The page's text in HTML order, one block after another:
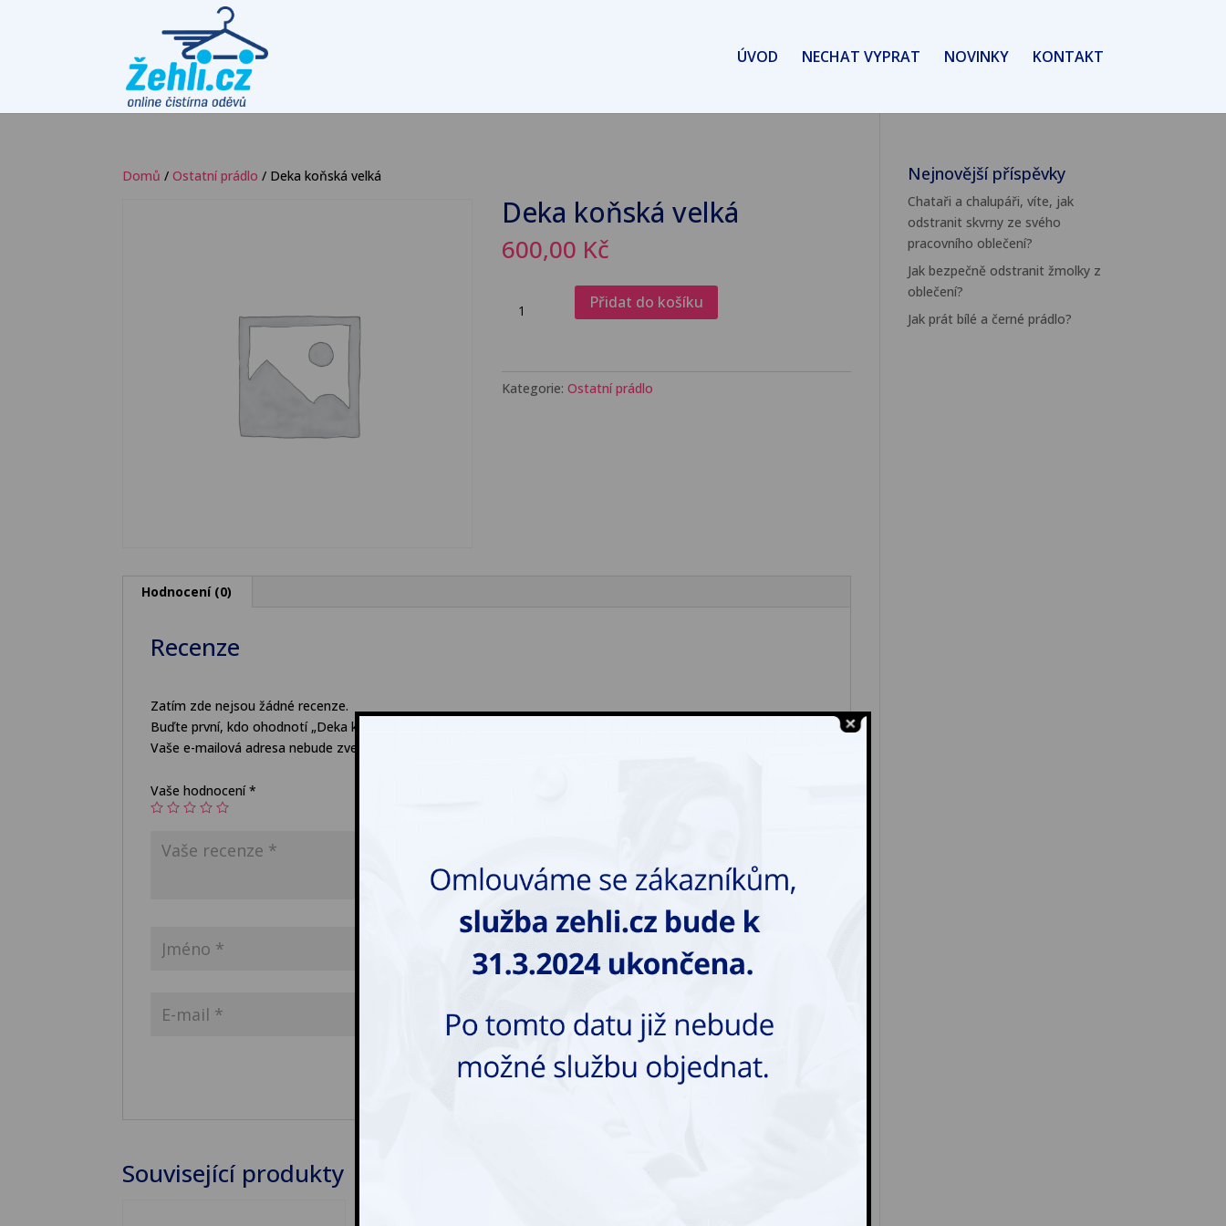
ÚVOD NECHAT VYPRAT NOVINKY KONTAKT
Domů /Ostatní prádlo / Deka koňská velká
Deka koňská velká
600,00 Kč
koňská
Přidat do košíku
Kategorie: Ostatní prádlo
Hodnocení (0)
Recenze
Zatím zde nejsou žádné recenze.
Buďte první, kdo ohodnotí „Deka koňská velká“
Vaše e-mailová adresa nebude zveřejněna.
Vaše hodnocení*
Související produkty
Nejnovější příspěvky
Chataři a chalupáři, víte, jak
odstranit skvrny ze svého
pracovního oblečení?
Jak bezpečně odstranit žmolky z
oblečení?
Jak prát bílé a černé prádlo?